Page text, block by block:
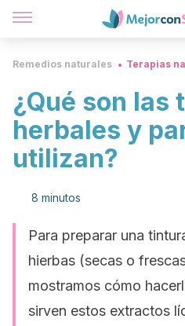
Remedios naturales Terapias
¿Qué son las
herbales y
utilizan?
8 minutos
Para preparar una
hierbas (secas o
mostramos cómo
sirven estos extractos